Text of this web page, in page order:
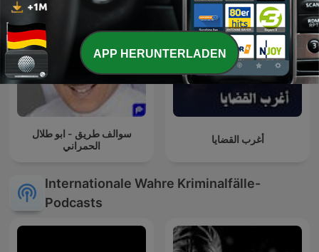
سوالف طريق - ابو طلال
الحمراني
أغرب القضايا
Internationale Wahre Kriminalfälle-
Podcasts
APP HERUNTERLADEN